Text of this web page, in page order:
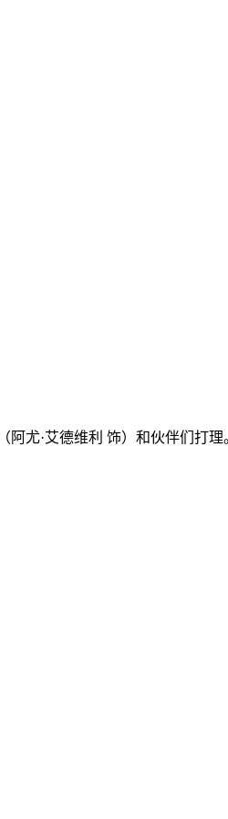
阿尤·艾德维利 饰）和伙伴们打